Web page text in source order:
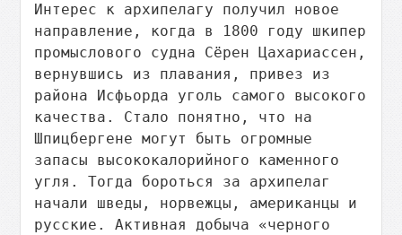
Интерес к архипелагу получил новое
направление, когда в 1800 году шкипер
промыслового судна Сëрен Цахариассен,
вернувшись из плавания, привез из
района Исфьорда уголь самого высокого
качества. Стало понятно, что на
Шпицбергене могут быть огромные
запасы высококалорийного каменного
угля. Тогда бороться за архипелаг
начали шведы, норвежцы, американцы и
русские. Активная добыча «черного